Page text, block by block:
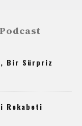
Podcast
Bir Sürpriz
Rekabeti